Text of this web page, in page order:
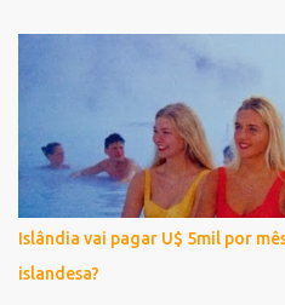
Islândia vai pagar U$ 5mil por
islandesa?